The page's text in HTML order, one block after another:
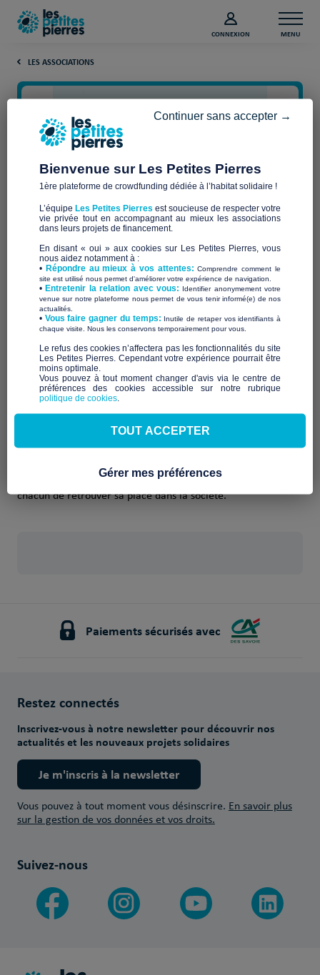
CONNEXION MENU
LES ASSOCIATIONS
Monde en Marge, Monde en
marche
Qui sommes-nous ?
Monde en Marge, Monde en Marche œuvre pour la
réinsertion des personnes en difficulté, en privilégiant l’accès
au logement et au travail comme leviers essentiels pour leur
autonomie. L’association mène diverses actions afin de
soutenir ceux qui sont confrontés à des situations de
précarité et d’exclusion.
spécifique aux personnes en difficulté. À travers ses actions,
l’association cherche à redonner confiance et permettre à
chacun de retrouver sa place dans la société.
Paiements sécurisés avec
Restez connectés
Inscrivez-vous à notre newsletter pour découvrir nos
actualités et les nouveaux projets solidaires
Je m'inscris à la newsletter
Vous pouvez à tout moment vous désinscrire. En savoir plus
sur la gestion de vos données et vos droits.
Suivez-nous
Bienvenue sur Les Petites Pierres
1ère plateforme de crowdfunding dédiée à l’habitat solidaire !
L’équipe Les Petites Pierres est soucieuse de respecter votre
vie privée tout en accompagnant au mieux les associations
dans leurs projets de financement.
En disant « oui » aux cookies sur Les Petites Pierres, vous
nous aidez notamment à :
• Répondre au mieux à vos attentes:Comprendre comment le
site est utilisé nous permet d'améliorer votre expérience de navigation.
•Entretenir la relation avec vous: Identifier anonymement votre
venue sur notre plateforme nous permet de vous tenir informé(e) de nos
actualités.
​• Vous faire gagner du temps: Inutile de retaper vos identifiants à
chaque visite. Nous les conservons temporairement pour vous.
​Le refus des cookies n’affectera pas les fonctionnalités du site
Les Petites Pierres. Cependant votre expérience pourrait être
moins optimale.​
Vous pouvez à tout moment changer d'avis via le centre de
préférences des cookies accessible sur notre rubrique
politique de cookies
Continuer sans accepter →
TOUT ACCEPTER
Gérer mes préférences